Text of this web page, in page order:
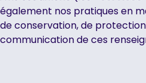
également nos pratiques en
de conservation, de
communication de ces